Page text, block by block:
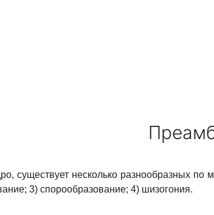
существует несколько разнообразных
3) спорообразование; 4) шизогония.